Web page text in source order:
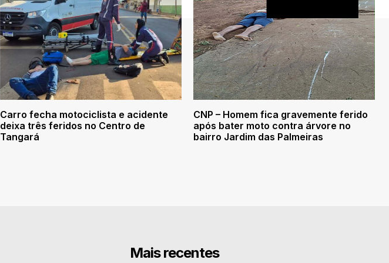
Carro fecha motociclista e acidente
deixa três feridos no Centro de
Tangará
CNP – Homem fica gravemente ferido
após bater moto contra árvore no
bairro Jardim das Palmeiras
Mais recentes